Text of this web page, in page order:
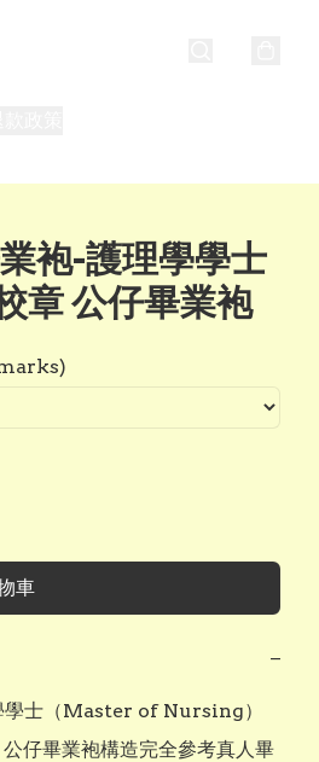
袍-護理學學士
章 公仔畢業袍
車
−
學士（Master of Nursing）
仔畢業袍構造完全參考真人畢